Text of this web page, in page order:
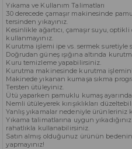
Yıkama ve Kullanım Talimatları
30 derecede çamaşır makinesinde
tersinden yıkayınız.
Kesinlikle ağartıcı, çamaşır suyu,
kullanmayınız.
Kurutma işlemi ipe vs. sermek suretiyle
Doğrudan güneş ışığına altında
Kuru temizleme yapabilirsiniz.
Kurutma makinesinde kurutma
Makinede yıkanan kumaşa sıkma
Tersten ütüleyiniz.
Ütü yaparken pamuklu kumaş
Nemli ütüleyerek kırışıklıkları
Yanlış yıkamalar nedeniyle
Yıkama talimatlarına uygun
rahatlıkla kullanabilirsiniz.
Satın almış olduğunuz ürünün
yapmayınız!